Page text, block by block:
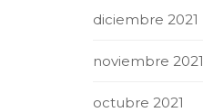
diciembre 2021
noviembre 2021
octubre 2021